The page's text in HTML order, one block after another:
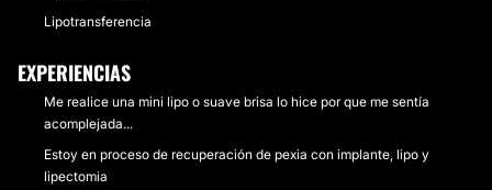
Lipotransferencia
EXPERIENCIAS
Me realice una mini lipo o suave brisa lo hice por que me sentía
acomplejada...
Estoy en proceso de recuperación de pexia con implante, lipo y
lipectomia